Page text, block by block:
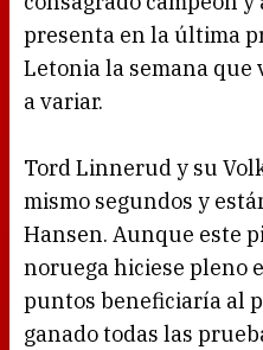
presenta en la última
Letonia la semana que
a variar.
Tord Linnerud y su
mismo segundos y
Hansen. Aunque este
noruega hiciese pleno
puntos beneficiaría al
ganado todas las